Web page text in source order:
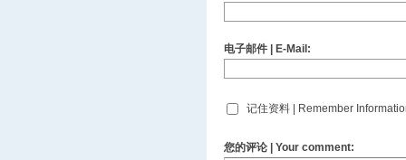
电子邮件 | E-Mail:
记住资料 | Remember
您的评论 | Your comment: